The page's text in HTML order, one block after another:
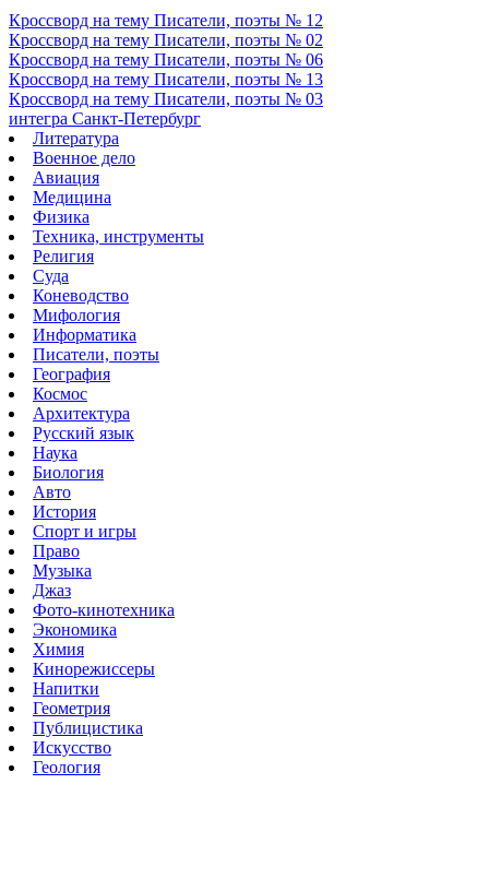
Кроссворд на тему Писатели, поэты № 12
Кроссворд на тему Писатели, поэты № 02
Кроссворд на тему Писатели, поэты № 06
Кроссворд на тему Писатели, поэты № 13
Кроссворд на тему Писатели, поэты № 03
интегра Санкт-Петербург
Литература
Военное дело
Авиация
Медицина
Физика
Техника, инструменты
Религия
Суда
Коневодство
Мифология
Информатика
Писатели, поэты
География
Космос
Архитектура
Русский язык
Наука
Биология
Авто
История
Спорт и игры
Право
Музыка
Джаз
Фото-кинотехника
Экономика
Химия
Кинорежиссеры
Напитки
Геометрия
Публицистика
Искусство
Геология